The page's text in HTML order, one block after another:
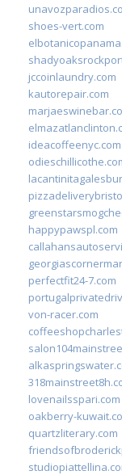
shoes-vert.com
jccoinlaundry.com
kautorepair.com
ideacoffeenyc.com
happypawspl.com
perfectfit24-7.com
von-racer.com
lovenailsspari.com
oakberry-
quartzliterary.com